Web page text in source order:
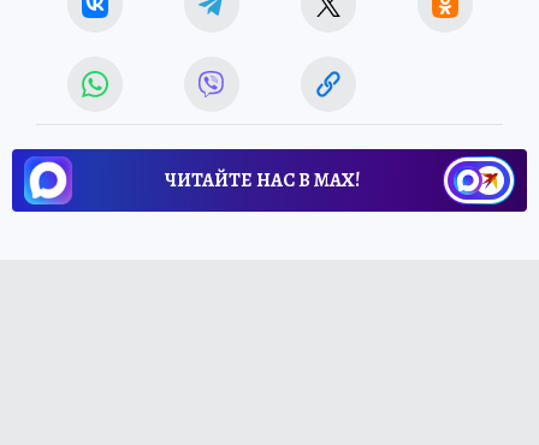
ЧИТАЙТЕ НАС В МАХ!